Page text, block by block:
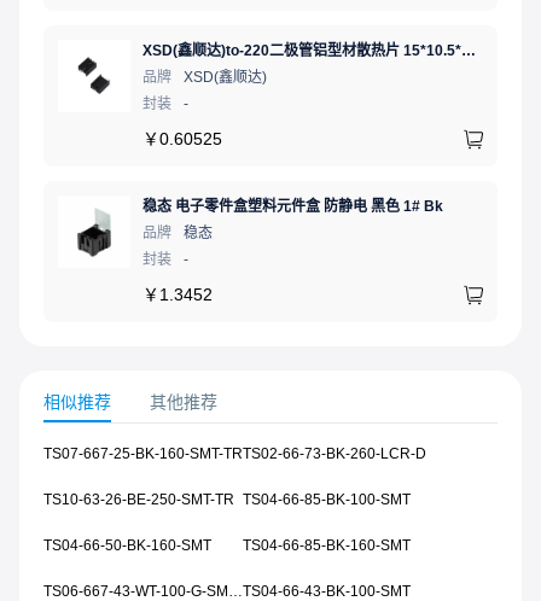
XSD(鑫顺达)to-220二极管铝型材散热片 15*10.5*21 黑色带针大功率电子散热器（可定制）
品牌
XSD(鑫顺达)
封装
-
￥0.60525
稳态 电子零件盒塑料元件盒 防静电 黑色 1# Bk
品牌
稳态
封装
-
￥ 1.3452
相似推荐 其他推荐
TS07-667-25-BK-160-SMT-TRTS02-66-73-BK-260-LCR-D
TS10-63-26-BE-250-SMT-TR TS04-66-85-BK-100-SMT
TS04-66-50-BK-160-SMT TS04-66-85-BK-160-SMT
TS06-667-43-WT-100-G-SMT-TRTS04-66-43-BK-100-SMT